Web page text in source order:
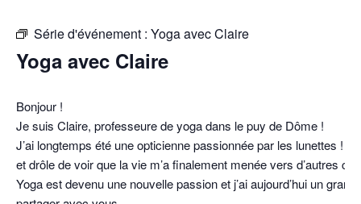
Série d'événement : Yoga avec Claire
Yoga avec Claire
Bonjour !
Je suis Claire, professeure de yoga dans le puy de Dôme !
J’ai longtemps été une opticienne passionnée par les lunettes ! Il
et drôle de voir que la vie m’a finalement menée vers d’autres
Yoga est devenu une nouvelle passion et j’ai aujourd’hui un